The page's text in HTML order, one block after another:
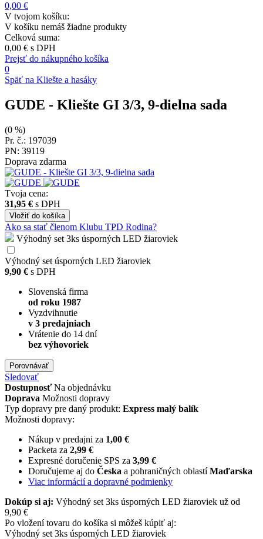
0,00 €
V tvojom košíku:
V košíku nemáš žiadne produkty
Celková suma:
0,00 € s DPH
Prejsť do nákupného košíka
0
Späť na Kliešte a hasáky
GUDE - Kliešte GI 3/3, 9-dielna sada
(0 %)
Pr. č.: 197039
PN: 39119
Doprava zdarma
Tvoja cena:
31,95 € s DPH
Vložiť do košíka
Ako sa stať členom Klubu TPD Rodina?
Výhodný set 3ks úsporných LED žiaroviek
Výhodný set úsporných LED žiaroviek
9,90 € s DPH
Slovenská firma
od roku 1987
Vyzdvihnutie
v 3 predajniach
Vrátenie do 14 dní
bez výhovoriek
Porovnávať
Sledovať
Dostupnosť Na objednávku
Doprava Možnosti dopravy
Typ dopravy pre daný produkt: Express malý balík
Možnosti dopravy:
Nákup v predajni za 1,00 €
Packeta za 2,99 €
Expresné doručenie SPS za 3,99 €
Doručujeme aj do Česka a pohraničných oblastíMaďarska
Viac informácií a dopravné podmienky
Dokúp si aj: Výhodný set 3ks úsporných LED žiaroviek už od
9,90 €
Po vložení tovaru do košíka si môžeš kúpiť aj:
Výhodný set 3ks úsporných LED žiaroviek